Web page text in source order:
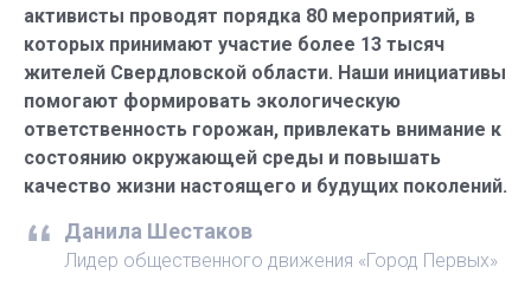
активисты проводят порядка 80 мероприятий, в
которых принимают участие более 13 тысяч
жителей Свердловской области. Наши инициативы
помогают формировать экологическую
ответственность горожан, привлекать внимание к
состоянию окружающей среды и повышать
качество жизни настоящего и будущих поколений.
Данила Шестаков
Лидер общественного движения «Город Первых»